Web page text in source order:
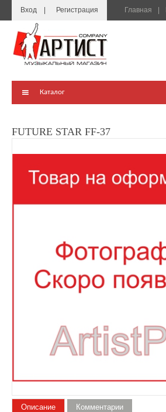
Вход Регистрация Главная
Каталог
FUTURE STAR FF-37
Описание Комментарии